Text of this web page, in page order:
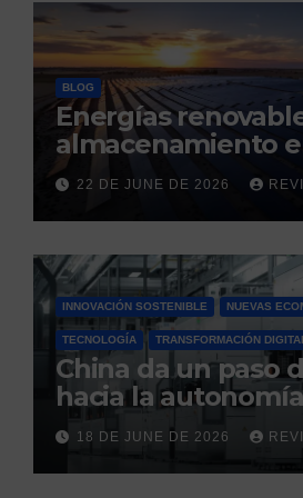
BLOG
Energías
almacenamiento
la nueva columna
de la estabilidad
eléctrico español
22 DE JUNE DE 2026
INNOVACIÓN SOSTENIBLE NUEVAS
TECNOLOGÍA TRANSFORMACIÓN
China da un paso
hacia la
produce por
silicio ultrapuro
competidores
18 DE JUNE DE 2026